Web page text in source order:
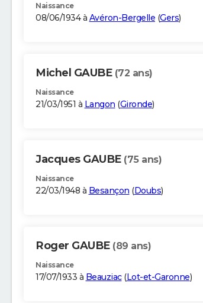
Naissance
08/06/1934 à Avéron-Bergelle (Gers)
Michel GAUBE (72 ans)
Naissance
21/03/1951 à Langon (Gironde)
Jacques GAUBE (75 ans)
Naissance
22/03/1948 à Besançon (Doubs)
Roger GAUBE (89 ans)
Naissance
17/07/1933 à Beauziac(Lot-et-Garonne)